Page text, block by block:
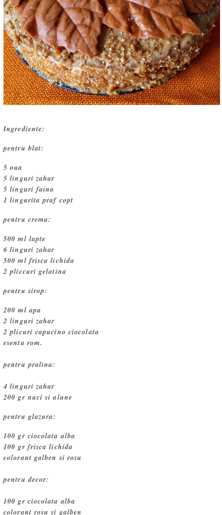
Ingrediente:
pentru blat:
5 oua
5 linguri zahar
5 linguri faina
1 lingurita praf copt
pentru crema:
500 ml lapte
6 linguri zahar
500 ml frisca lichida
2 pliccuri gelatina
pentru sirop:
200 ml apa
2 linguri zahar
2 plicuri capucino ciocolata
esenta rom.
pentru pralina:
4 linguri zahar
200 gr nuci si alune
pentru glazura:
100 gr ciocolata alba
100 gr frisca lichida
colorant galben si rosu
pentru decor:
100 gr ciocolata alba
colorant rosu si galben